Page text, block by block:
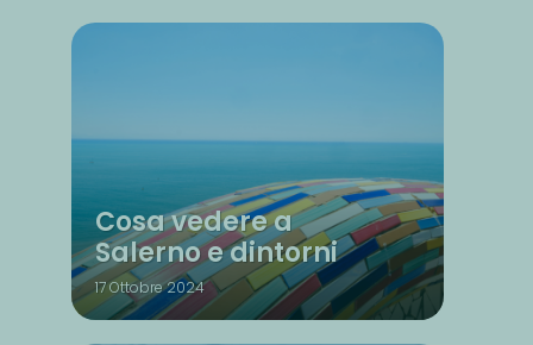
Cosa vedere a
Salerno e dintorni
17 Ottobre 2024